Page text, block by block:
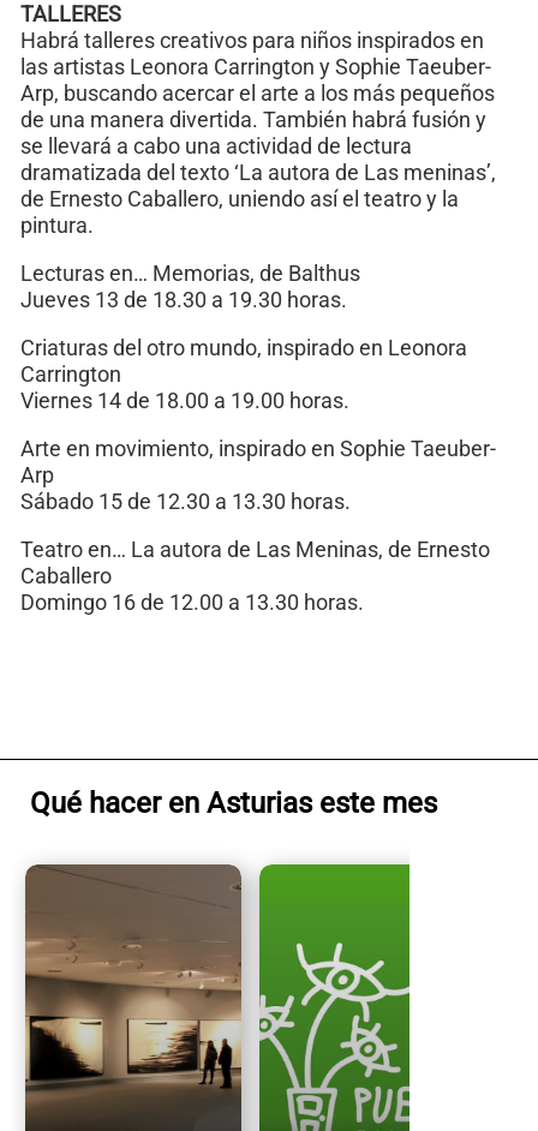
TALLERES
Habrá talleres creativos para niños inspirados en
las artistas Leonora Carrington y Sophie Taeuber-
Arp, buscando acercar el arte a los más pequeños
de una manera divertida. También habrá fusión y
se llevará a cabo una actividad de lectura
dramatizada del texto ‘La autora de Las meninas’,
de Ernesto Caballero, uniendo así el teatro y la
pintura.
Lecturas en… Memorias, de Balthus
Jueves 13 de 18.30 a 19.30 horas.
Criaturas del otro mundo, inspirado en Leonora
Carrington
Viernes 14 de 18.00 a 19.00 horas.
Arte en movimiento, inspirado en Sophie Taeuber-
Arp
Sábado 15 de 12.30 a 13.30 horas.
Teatro en… La autora de Las Meninas, de Ernesto
Caballero
Domingo 16 de 12.00 a 13.30 horas.
Qué hacer en Asturias este mes